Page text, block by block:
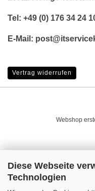
Diese Webseite
Technologien
Tel: +49 (0) 176 34 24
E-Mail:
Vertrag widerrufen
Webshop